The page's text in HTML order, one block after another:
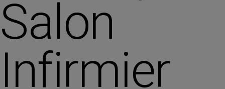
Salon
Infirmier